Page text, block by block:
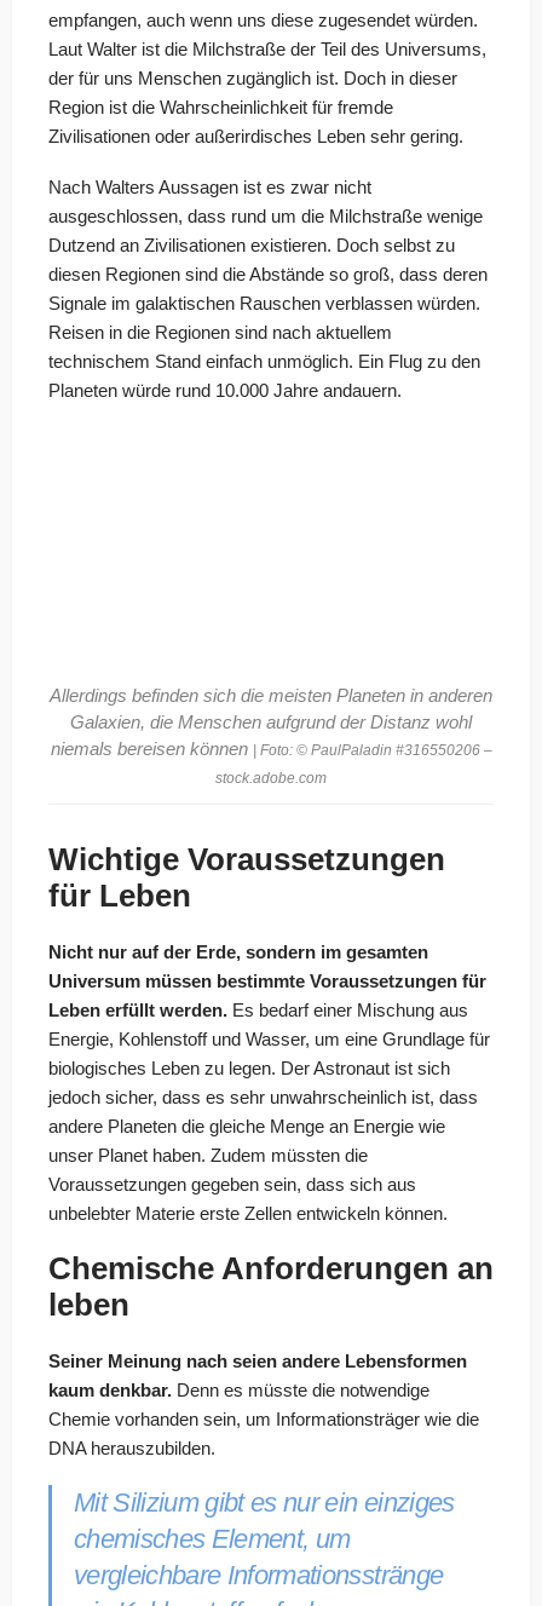
empfangen, auch wenn uns diese zugesendet würden.
Laut Walter ist die Milchstraße der Teil des Universums,
der für uns Menschen zugänglich ist. Doch in dieser
Region ist die Wahrscheinlichkeit für fremde
Zivilisationen oder außerirdisches Leben sehr gering.
Nach Walters Aussagen ist es zwar nicht
ausgeschlossen, dass rund um die Milchstraße wenige
Dutzend an Zivilisationen existieren. Doch selbst zu
diesen Regionen sind die Abstände so groß, dass deren
Signale im galaktischen Rauschen verblassen würden.
Reisen in die Regionen sind nach aktuellem
technischem Stand einfach unmöglich. Ein Flug zu den
Planeten würde rund 10.000 Jahre andauern.
Allerdings befinden sich die meisten Planeten in anderen
Galaxien, die Menschen aufgrund der Distanz wohl
niemals bereisen können
| Foto: © PaulPaladin #316550206 –
stock.adobe.com
Wichtige Voraussetzungen
für Leben
Nicht nur auf der Erde, sondern im gesamten
Universum müssen bestimmte Voraussetzungen für
Leben erfüllt werden. Es bedarf einer Mischung aus
Energie, Kohlenstoff und Wasser, um eine Grundlage für
biologisches Leben zu legen. Der Astronaut ist sich
jedoch sicher, dass es sehr unwahrscheinlich ist, dass
andere Planeten die gleiche Menge an Energie wie
unser Planet haben. Zudem müssten die
Voraussetzungen gegeben sein, dass sich aus
unbelebter Materie erste Zellen entwickeln können.
Chemische Anforderungen an
leben
Seiner Meinung nach seien andere Lebensformen
kaum denkbar. Denn es müsste die notwendige
Chemie vorhanden sein, um Informationsträger wie die
DNA herauszubilden.
Mit Silizium gibt es nur ein einziges
chemisches Element, um
vergleichbare Informationsstränge